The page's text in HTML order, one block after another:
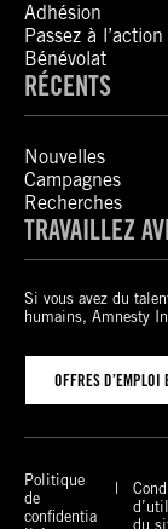
Adhésion
Passez à l’action
Bénévolat
RÉCENTS
Nouvelles
Campagnes
Recherches
TRAVAILLEZ
Si vous avez du
humains, Amnesty
OFFRES D’EMPLOI
Politique
de
confidentia
du